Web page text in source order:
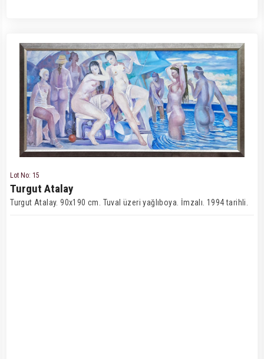
Lot No: 15
Turgut Atalay
Turgut Atalay. 90x190 cm. Tuval üzeri yağlıboya. İmzalı. 1994 tarihli.